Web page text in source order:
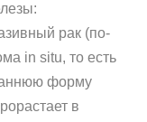
рак (по-
in situ, то есть
форму
в